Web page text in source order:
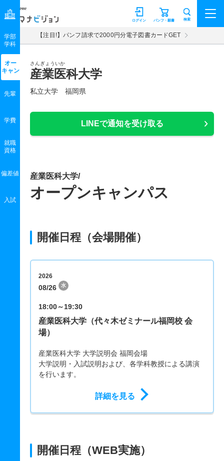
マナビジョン パンフ・願書
ログイン 検索
【注目!】パンフ請求で2000円分電子図書カードGET
さんぎょういか
産業医科大学
私立大学 福岡県
LINEで通知を受け取る
学部
学科
オー
キャン
先輩
学費
就職
資格
偏差値
入試
産業医科大学/
オープンキャンパス
開催日程（会場開催）
2026
08/26 水
18:00～19:30
産業医科大学（代々木ゼミナール福岡校 会
場）
産業医科大学 大学説明会 福岡会場
大学説明・入試説明および、各学科教授による講演
を行います。
詳細を見る
開催日程（WEB実施）